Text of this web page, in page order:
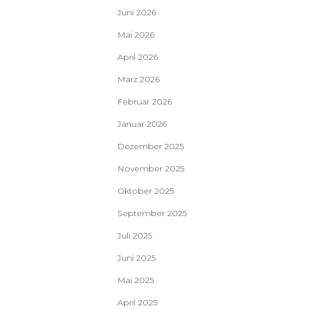
Juni 2026
Mai 2026
April 2026
März 2026
Februar 2026
Januar 2026
Dezember 2025
November 2025
Oktober 2025
September 2025
Juli 2025
Juni 2025
Mai 2025
April 2025